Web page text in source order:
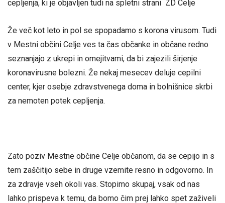
cepljenja, ki je objavljen tudi na spletni strani ZD Celje
Že več kot leto in pol se spopadamo s korona virusom. Tudi
v Mestni občini Celje ves ta čas občanke in občane redno
seznanjajo z ukrepi in omejitvami, da bi zajezili širjenje
koronavirusne bolezni. Že nekaj mesecev deluje cepilni
center, kjer osebje zdravstvenega doma in bolnišnice skrbi
za nemoten potek cepljenja.
Zato poziv Mestne občine Celje občanom, da se cepijo in s
tem zaščitijo sebe in druge vzemite resno in odgovorno. In
za zdravje vseh okoli vas. Stopimo skupaj, vsak od nas
lahko prispeva k temu, da bomo čim prej lahko spet zaživeli